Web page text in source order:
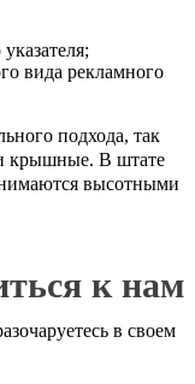
вида рекламного
подхода, так
крышные. В штате
высотными
к нам
в своем